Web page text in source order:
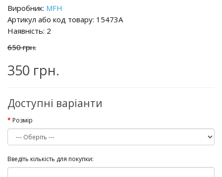
Виробник: MFH
Артикул або код товару: 15473A
Наявність: 2
650 грн.
350 грн.
Доступні варіанти
Розмір
Введіть кількість для покупки: